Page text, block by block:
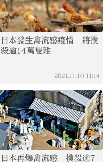
日本發生禽流感疫情 將撲
殺逾14萬隻雞
2021.11.10 11:14
日本再爆禽流感 撲殺逾7